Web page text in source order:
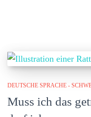
DEUTSCHE SPRACHE -
Muss ich das